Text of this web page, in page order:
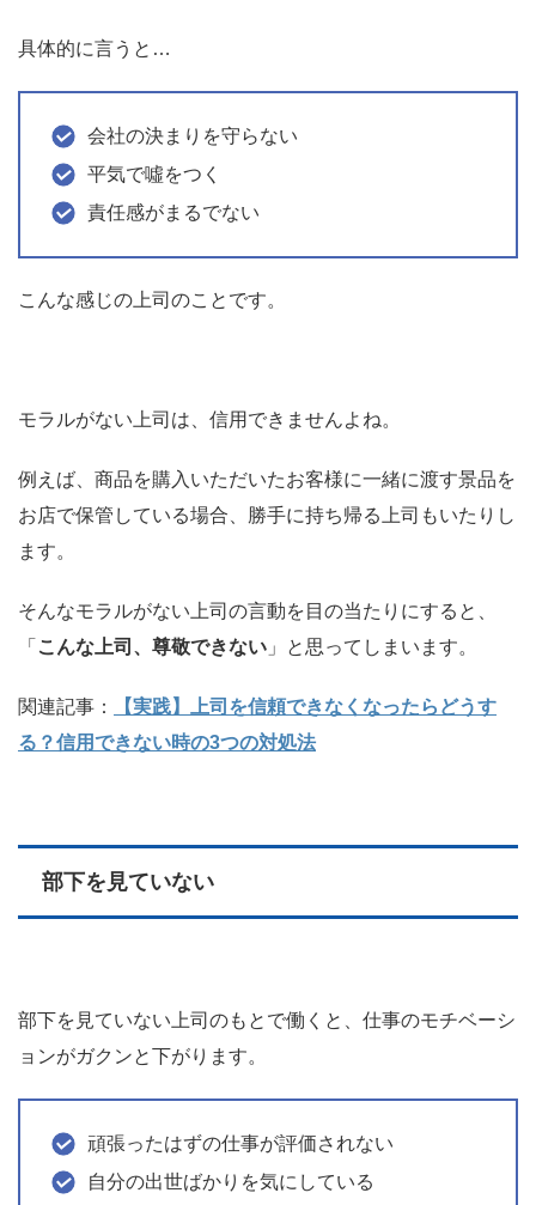
具体的に言うと…
会社の決まりを守らない
平気で噓をつく
責任感がまるでない
こんな感じの上司のことです。
モラルがない上司は、信用できませんよね。
例えば、商品を購入いただいたお客様に一緒に渡す景品を
お店で保管している場合、勝手に持ち帰る上司もいたりし
ます。
そんなモラルがない上司の言動を目の当たりにすると、
「 こんな上司、尊敬できない 」と思ってしまいます。
関連記事：
【実践】上司を信頼できなくなったらどうす
る？信用できない時の3つの対処法
部下を見ていない
部下を見ていない上司のもとで働くと、仕事のモチベーシ
ョンがガクンと下がります。
頑張ったはずの仕事が評価されない
自分の出世ばかりを気にしている